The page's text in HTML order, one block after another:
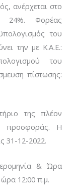
ανέρχεται στο
Φορέας
του
την με Κ.Α.Ε.:
του
πίστωσης:
της πλέον
προσφοράς. Η
31-12-2022.
& Ώρα
12:00 π.μ.